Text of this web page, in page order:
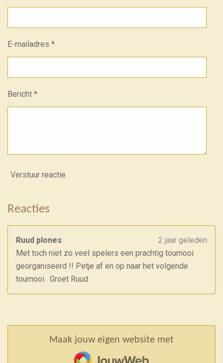
E-mailadres *
Bericht *
Verstuur reactie
Reacties
Ruud plones
2 jaar geleden
Met toch niet zo veel spelers een prachtig tournooi
georganiseerd !! Petje af en op naar het volgende
tournooi . Groet Ruud
Maak jouw eigen website met
JouwWeb